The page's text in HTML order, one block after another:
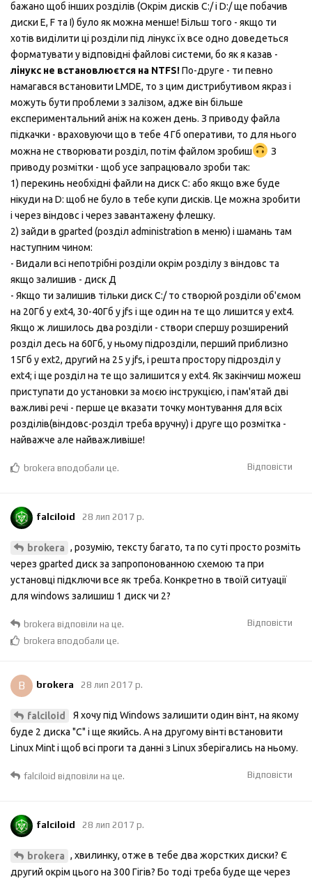
бажано щоб інших розділів (Окрім дисків C:/ і D:/ ще побачив
диски E, F та I) було як можна менше! Більш того - якщо ти
хотів виділити ці розділи під лінукс їх все одно доведеться
форматувати у відповідні файлові системи, бо як я казав -
лінукс не встановлюєтся на NTFS!По-друге - ти певно
намагався встановити LMDE, то з цим дистрибутивом якраз і
можуть бути проблеми з залізом, адже він більше
експериментальний аніж на кожен день. З приводу файла
підкачки - враховуючи що в тебе 4 Гб оперативи, то для нього
можна не створювати розділ, потім файлом зробиш
З
приводу розмітки - щоб усе запрацювало зроби так:
1) перекинь необхідні файли на диск C: або якщо вже буде
нікуди на D: щоб не було в тебе купи дисків. Це можна зробити
і через віндовс і через завантажену флешку.
2) зайди в gparted (розділ administration в меню) і шамань там
наступним чином:
- Видали всі непотрібні розділи окрім розділу з віндовс та
якщо залишив - диск Д
- Якщо ти залишив тільки диск C:/ то створюй розділи об'ємом
на 20Гб у ext4, 30-40Гб у jfs і ще один на те що лишится у ext4.
Якщо ж лишилось два розділи - створи спершу розширений
розділ десь на 60Гб, у ньому підрозділи, перший приблизно
15Гб у ext2, другий на 25 у jfs, і решта простору підрозділ у
ext4; і ще розділ на те що залишится у ext4. Як закінчиш можеш
приступати до установки за моєю інструкцією, і пам'ятай дві
важливі речі - перше це вказати точку монтування для всіх
розділів(віндовс-розділ треба вручну) і друге що розмітка -
найважче але найважливіше!
Відповісти
brokera вподобали це.
falciloid 28 лип 2017 р.
brokera , розумію, тексту багато, та по суті просто розміть
через gparted диск за запропонованною схемою та при
установці підключи все як треба. Конкретно в твоїй ситуації
для windows залишиш 1 диск чи 2?
Відповісти
brokera відповіли на це.
brokera вподобали це.
B brokera 28 лип 2017 р.
falciloid
Я хочу під Windows залишити один вінт, на якому
буде 2 диска "С" і ще якийсь. А на другому вінті встановити
Linux Mint і щоб всі проги та данні з Linux зберігались на ньому.
Відповісти
falciloid відповіли на це.
falciloid 28 лип 2017 р.
brokera , хвилинку, отже в тебе два жорстких диски? Є
другий окрім цього на 300 Гігів? Бо тоді треба буде ще через